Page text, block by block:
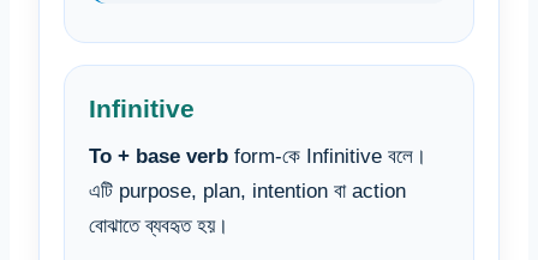
Infinitive
To + base verb form-কে Infinitive বলে।
এটি purpose, plan, intention বা action
বোঝাতে ব্যবহৃত হয়।